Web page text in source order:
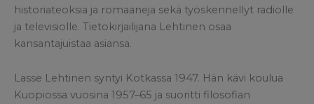
historiateoksia ja romaaneja sekä työskennellyt radiolle
ja televisiolle. Tietokirjailijana Lehtinen osaa
kansantajuistaa asiansa.
Lasse Lehtinen syntyi Kotkassa 1947. Hän kävi koulua
Kuopiossa vuosina 1957–65 ja suoritti filosofian